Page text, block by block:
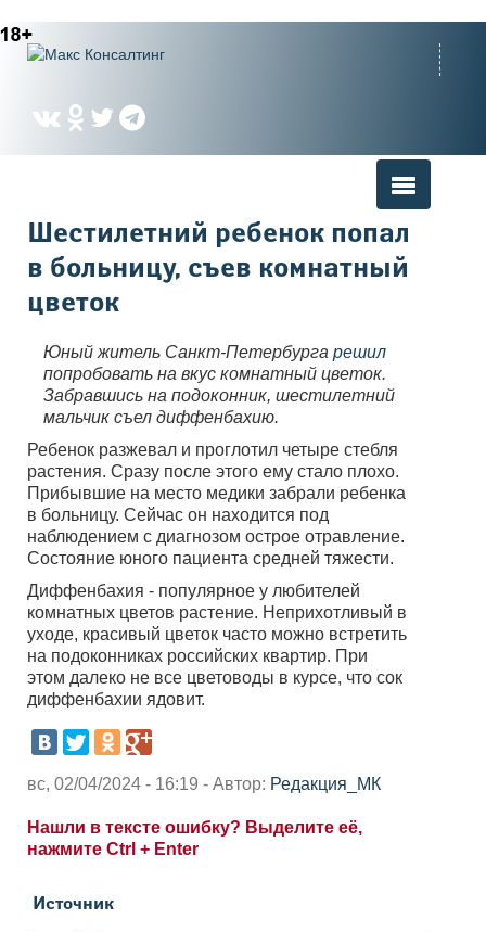
Вы здесь
Шестилетний ребенок попал
в больницу, съев комнатный
цветок
Юный житель Санкт-Петербурга решил
попробовать на вкус комнатный цветок.
Забравшись на подоконник, шестилетний
мальчик съел диффенбахию.
Ребенок разжевал и проглотил четыре стебля
растения. Сразу после этого ему стало плохо.
Прибывшие на место медики забрали ребенка
в больницу. Сейчас он находится под
наблюдением с диагнозом острое отравление.
Состояние юного пациента средней тяжести.
Диффенбахия - популярное у любителей
комнатных цветов растение. Неприхотливый в
уходе, красивый цветок часто можно встретить
на подоконниках российских квартир. При
этом далеко не все цветоводы в курсе, что сок
диффенбахии ядовит.
вс, 02/04/2024 - 16:19 - Автор: Редакция_МК
Нашли в тексте ошибку? Выделите её,
нажмите Ctrl + Enter
Источник